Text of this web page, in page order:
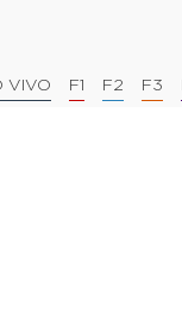
VIVO F1 F2 F3